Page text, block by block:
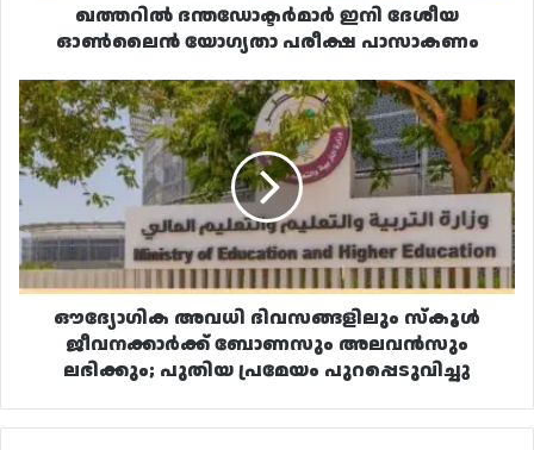
ഖത്തറിൽ ദന്തഡോക്ടർമാർ ഇനി ദേശീയ
ഓൺലൈൻ യോഗ്യതാ പരീക്ഷ പാസാകണം
ഔദ്യോഗിക
അവധി
ദിവസങ്ങളിലും
സ്‌കൂൾ
ജീവനക്കാർക്ക്
ബോണസും
അലവൻസും
ലഭിക്കും;
പുതിയ
പ്രമേയം
പുറപ്പെടുവിച്ചു
ഔദ്യോഗിക അവധി ദിവസങ്ങളിലും സ്‌കൂൾ
ജീവനക്കാർക്ക് ബോണസും അലവൻസും
ലഭിക്കും; പുതിയ പ്രമേയം പുറപ്പെടുവിച്ചു